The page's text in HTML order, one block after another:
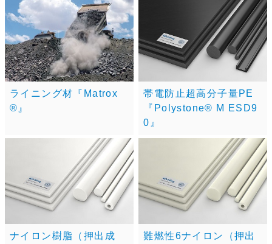
ライニング材『Matrox
®』
帯電防止超高分子量PE
『Polystone® M ESD9
0』
ナイロン樹脂（押出成
難燃性6ナイロン（押出